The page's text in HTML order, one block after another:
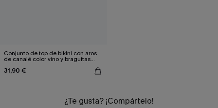
Conjunto de top de bikini con aros
de canalé color vino y braguitas
31,90 €
¿Te gusta? ¡Compártelo!